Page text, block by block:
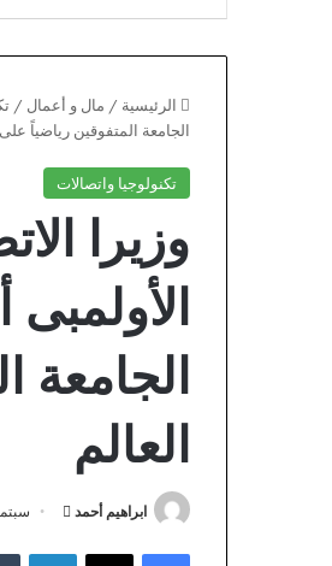
الرئيسية / مال و أعمال /
الجامعة المتفوقين رياضياً
تكنولوجيا واتصالات
وزيرا
الجامعة
العالم
ابراهيم أحمد
أرسل سبتمبر 26,
فيسبوكX